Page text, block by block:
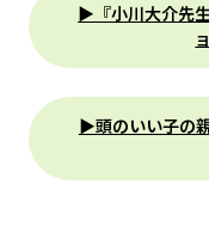
▶『小川大介先
▶頭のいい子の